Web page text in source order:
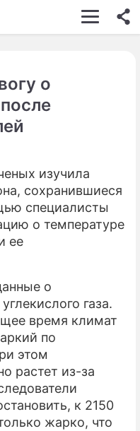
ШОУ-БИЗНЕС
КИНО
НЕДВИЖИМОСТЬ
ЭКОНОМИКА
ПРОИСШЕСТВИЯ
СОННИК
СЕРИАЛЫ
ИГРЫ
ПРЕСС-РЕЛИЗЫ
О ПРОЕКТЕ
о
изучила
сохранившиеся
специалисты
о температуре
ее
о
газа.
время климат
по
этом
растет из-за
к 2150
жарко, что